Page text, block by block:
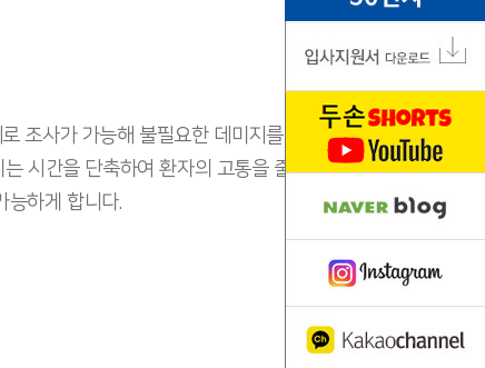
조사가 가능해 불필요한 데미지를
시간을 단축하여 환자의 고통을 줄이고
하게 합니다.